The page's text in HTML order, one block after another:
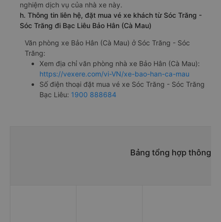
nghiệm dịch vụ của nhà xe này.
h. Thông tin liên hệ, đặt mua vé xe khách từ Sóc Trăng -
Sóc Trăng đi Bạc Liêu Bảo Hân (Cà Mau)
Văn phòng xe Bảo Hân (Cà Mau) ở Sóc Trăng - Sóc
Trăng:
Xem địa chỉ văn phòng nhà xe Bảo Hân (Cà Mau):
https://vexere.com/vi-VN/xe-bao-han-ca-mau
Số điện thoại đặt mua vé xe Sóc Trăng - Sóc Trăng
Bạc Liêu: 1900 888684
Bảng tổng hợp thông